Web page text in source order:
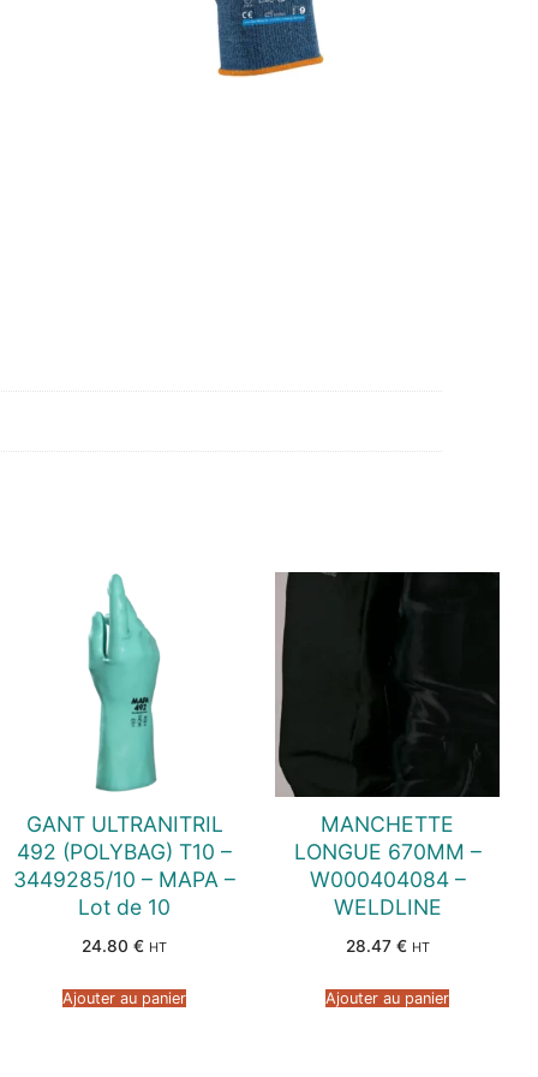
GANT ULTRANITRIL
492 (POLYBAG) T10 –
3449285/10 – MAPA –
Lot de 10
24.80€ HT
Ajouter au panier
MANCHETTE
LONGUE 670MM –
W000404084 –
WELDLINE
28.47 € HT
Ajouter au panier